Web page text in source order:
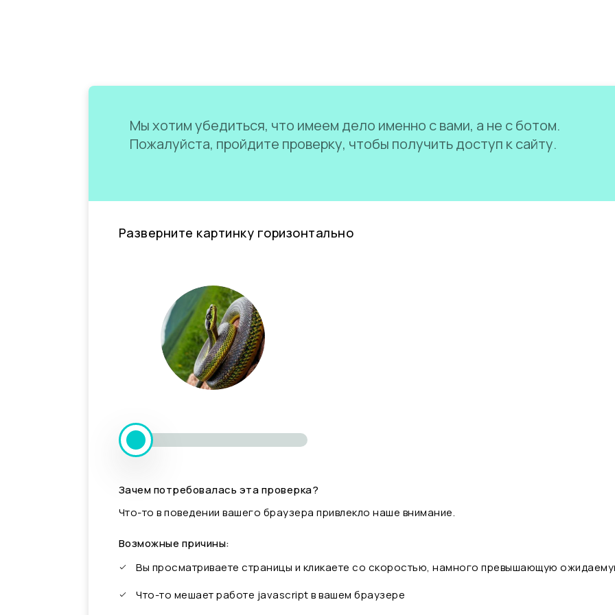
Мы хотим убедиться, что имеем дело именно с вами, а не с ботом.
Пожалуйста, пройдите проверку, чтобы получить доступ к сайту.
Разверните картинку горизонтально
Зачем потребовалась эта проверка?
Что-то в поведении вашего браузера привлекло наше внимание.
Возможные причины:
Вы просматриваете страницы и кликаете со скоростью, намного превышающую
Что-то мешает работе javascript в вашем браузере